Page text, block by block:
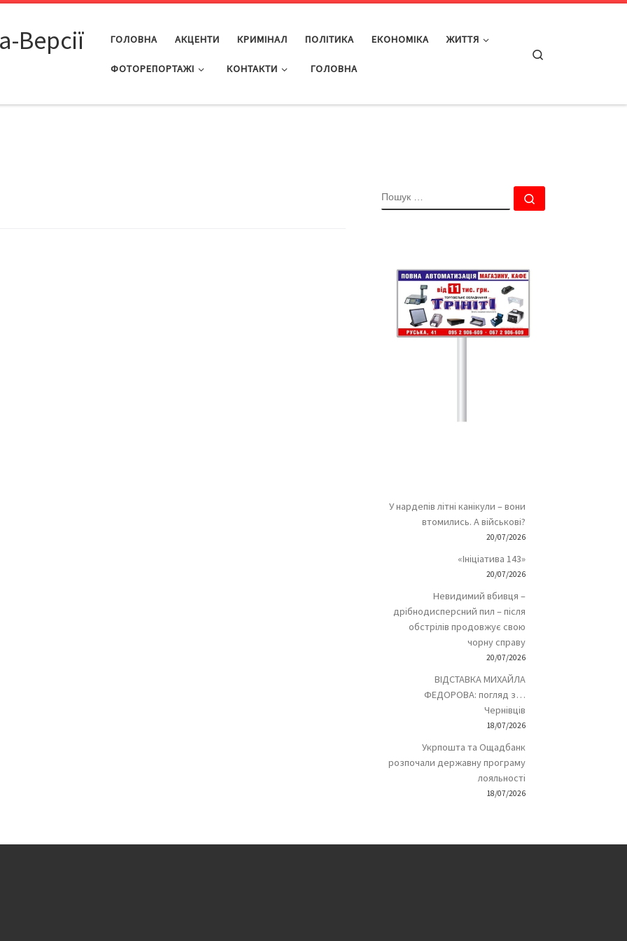
Версії ГОЛОВНА АКЦЕНТИ КРИМІНАЛ ПОЛІТИКА ЕКОНОМІКА ЖИТТЯ
ФОТОРЕПОРТАЖІ КОНТАКТИ ГОЛОВНА
ПОШУК
У нардепів літні канікули – вони
втомились. А військові?
20/07/2026
«Ініціатива 143»
20/07/2026
Невидимий вбивця –
дрібнодисперсний пил – після
обстрілів продовжує свою
чорну справу
20/07/2026
ВІДСТАВКА МИХАЙЛА
ФЕДОРОВА: погляд з…
Чернівців
18/07/2026
Укрпошта та Ощадбанк
розпочали державну програму
лояльності
18/07/2026